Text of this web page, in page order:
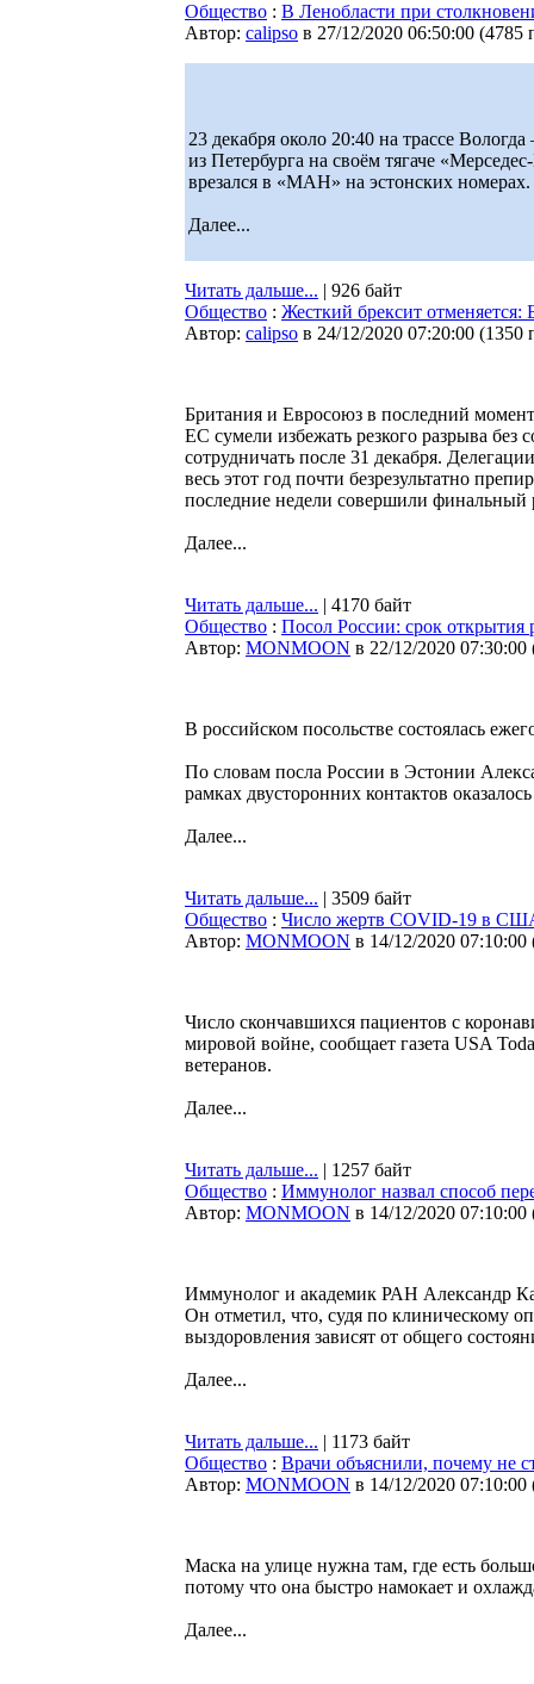
Общество : В Ленобласти при
Автор: calipso в 27/12/2020 06:50:00 (4785
23 декабря около 20:40 на трассе
из Петербурга на своём тягаче
врезался в «МАН» на эстонских
Далее...
Читать дальше... | 926 байт
Общество : Жесткий брексит
Автор: calipso в 24/12/2020 07:20:00 (1350
Британия и Евросоюз в последний
ЕС сумели избежать резкого разрыва без
сотрудничать после 31 декабря.
весь этот год почти безрезультатно
последние недели совершили финальный
Далее...
Читать дальше... | 4170 байт
Общество : Посол России: срок открытия
Автор: MONMOON в 22/12/2020 07:30:00
В российском посольстве состоялась
По словам посла России в Эстонии
рамках двусторонних контактов
Далее...
Читать дальше... | 3509 байт
Общество : Число жертв COVID-19 в
Автор: MONMOON в 14/12/2020 07:10:00
Число скончавшихся пациентов с
мировой войне, сообщает газета USA
ветеранов.
Далее...
Читать дальше... | 1257 байт
Общество : Иммунолог назвал способ
Автор: MONMOON в 14/12/2020 07:10:00
Иммунолог и академик РАН Александр
Он отметил, что, судя по клиническому
выздоровления зависят от общего
Далее...
Читать дальше... | 1173 байт
Общество : Врачи объяснили, почему не
Автор: MONMOON в 14/12/2020 07:10:00
Маска на улице нужна там, где есть
потому что она быстро намокает и
Далее...